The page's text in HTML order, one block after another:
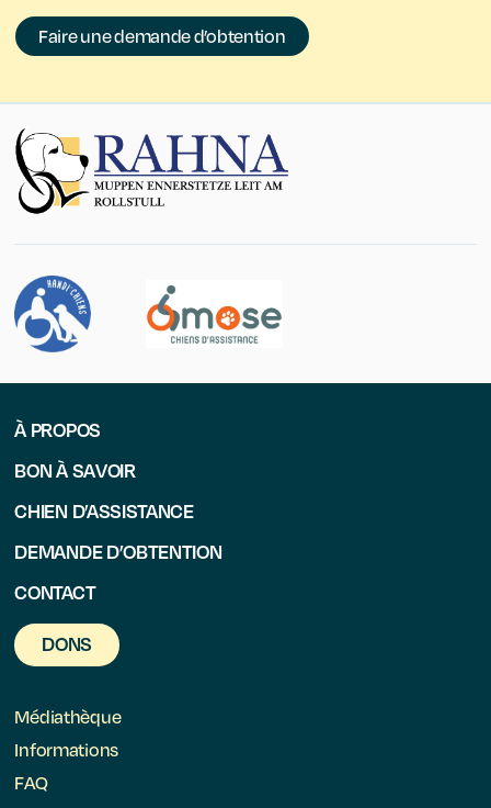
Faire une demande d’obtention
À PROPOS
BON À SAVOIR
CHIEN D’ASSISTANCE
DEMANDE D’OBTENTION
CONTACT
DONS
Médiathèque
Informations
FAQ